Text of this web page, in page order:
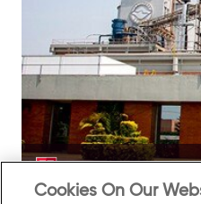
Kellogg's®: Más de
El mercado de
muy
particularmente
Cookies On Our